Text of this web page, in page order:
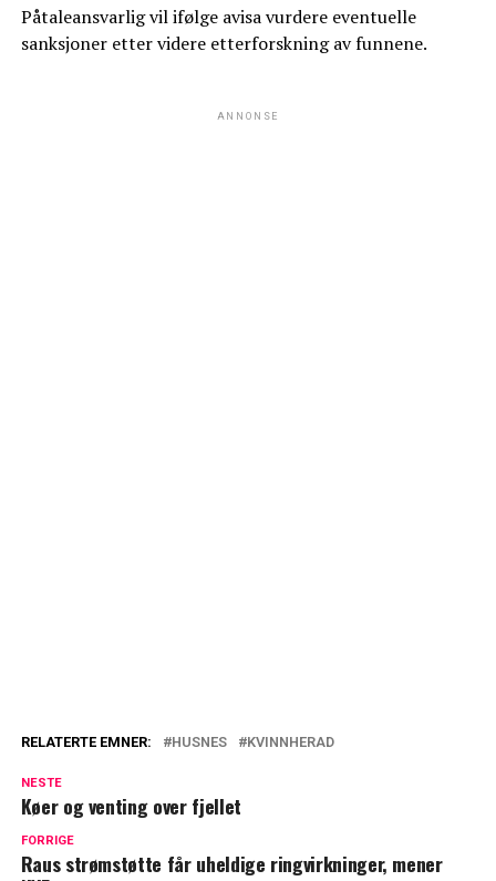
Påtaleansvarlig vil ifølge avisa vurdere eventuelle
sanksjoner etter videre etterforskning av funnene.
ANNONSE
RELATERTE EMNER: HUSNES KVINNHERAD
NESTE
Køer og venting over fjellet
FORRIGE
Raus strømstøtte får uheldige ringvirkninger, mener